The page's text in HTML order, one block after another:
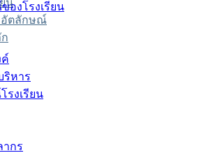
น
ตลักษณ์
องโรงเรียน
ค์
ริหาร
งเรียน
กร